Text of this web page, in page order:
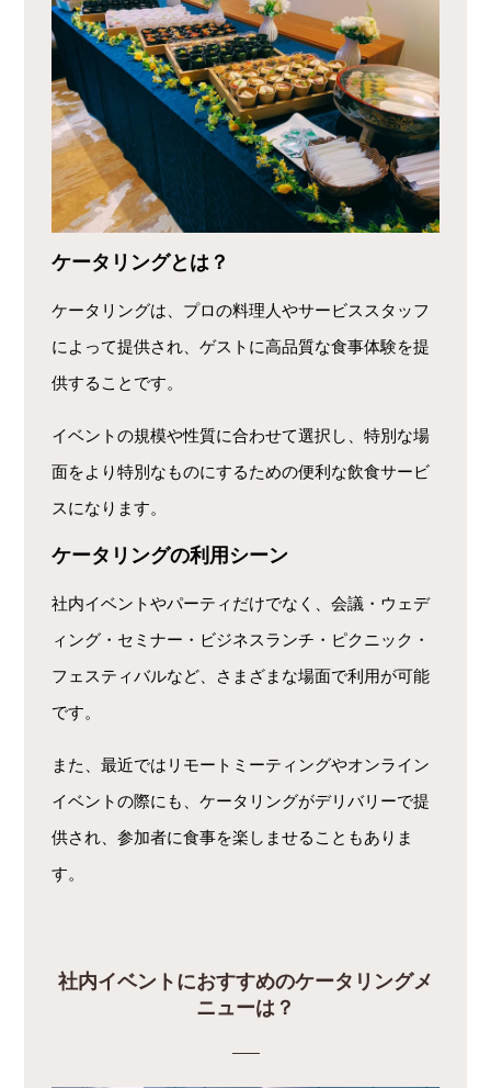
ケータリングとは？
ケータリングは、プロの料理人やサービススタッフ
によって提供され、ゲストに高品質な食事体験を提
供することです。
イベントの規模や性質に合わせて選択し、特別な場
面をより特別なものにするための便利な飲食サービ
スになります。
ケータリングの利用シーン
社内イベントやパーティだけでなく、会議・ウェデ
ィング・セミナー・ビジネスランチ・ピクニック・
フェスティバルなど、さまざまな場面で利用が可能
です。
また、最近ではリモートミーティングやオンライン
イベントの際にも、ケータリングがデリバリーで提
供され、参加者に食事を楽しませることもありま
す。
社内イベントにおすすめのケータリングメ
ニューは？